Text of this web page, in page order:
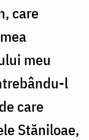
care
meu
l
care
Stăniloae,